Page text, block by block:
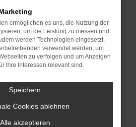
Firewall und deine
Webseiten, zum Beispiel
wie
können das Laden
verhindern.
Seite in einem anderen
in einem privaten Fenster?
ermöglichen es uns, die Nutzung der
um die Leistung zu messen und
werden Technologien eingesetzt,
verwendet werden, um
zu verfolgen und um Anzeigen
Ihre Interessen relevant sind.
Speichern
Cookies ablehnen
Alle akzeptieren